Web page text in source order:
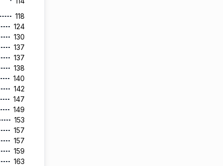
118
124
130
137
137
138
140
142
147
149
153
157
157
159
163